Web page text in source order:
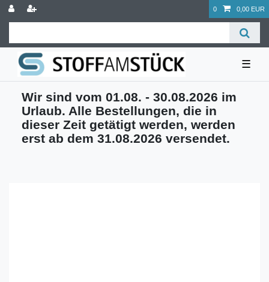
0 0,00 EUR
☰
Wir sind vom 01.08. - 30.08.2026 im
Urlaub. Alle Bestellungen, die in
dieser Zeit getätigt werden, werden
erst ab dem 31.08.2026 versendet.